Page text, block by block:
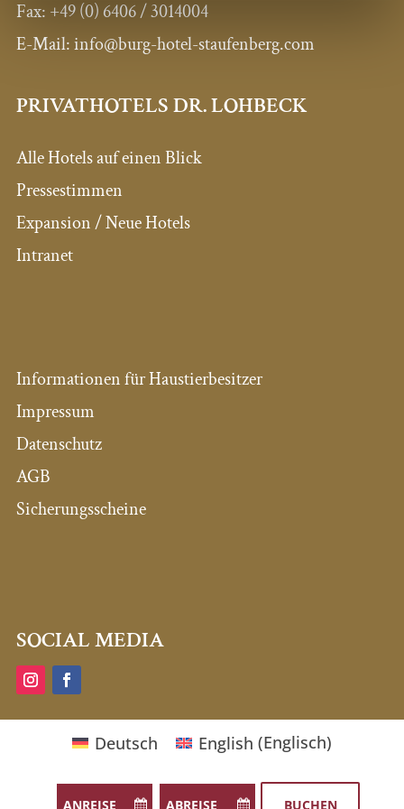
Fax: +49 (0) 6406 / 3014004
E-Mail: info@burg-hotel-staufenberg.com
PRIVATHOTELS DR. LOHBECK
Alle Hotels auf einen Blick
Pressestimmen
Expansion / Neue Hotels
Intranet
Informationen für Haustierbesitzer
Impressum
Datenschutz
AGB
Sicherungsscheine
SOCIAL MEDIA
Deutsch English (Englisch)